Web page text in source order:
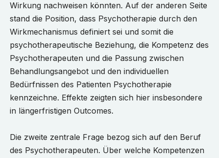
Wirkung nachweisen könnten. Auf der anderen Seite
stand die Position, dass Psychotherapie durch den
Wirkmechanismus definiert sei und somit die
psychotherapeutische Beziehung, die Kompetenz des
Psychotherapeuten und die Passung zwischen
Behandlungsangebot und den individuellen
Bedürfnissen des Patienten Psychotherapie
kennzeichne. Effekte zeigten sich hier insbesondere
in längerfristigen Outcomes.
Die zweite zentrale Frage bezog sich auf den Beruf
des Psychotherapeuten. Über welche Kompetenzen